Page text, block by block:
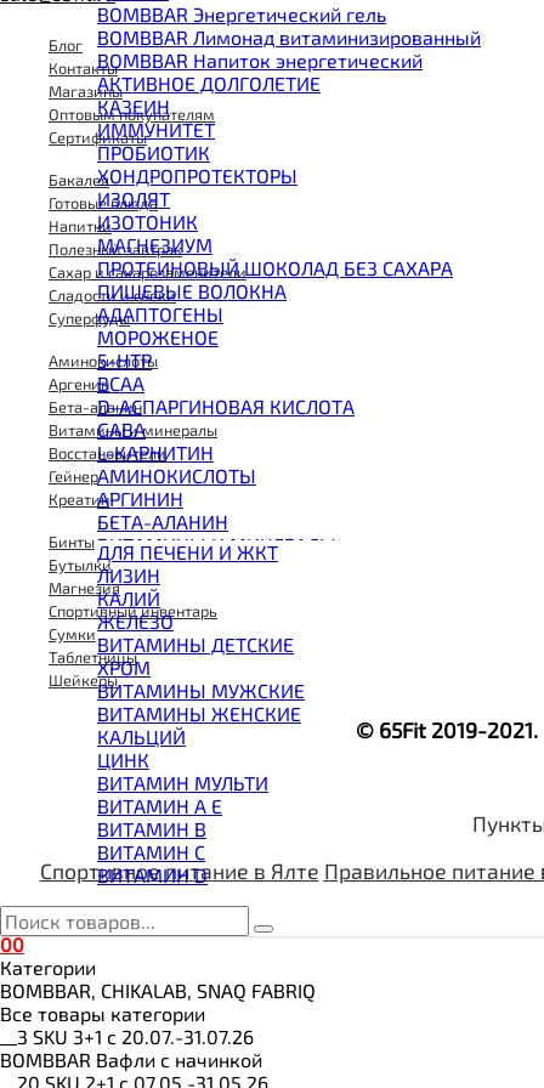
BOMBBAR Энергетический гель
BOMBBAR Лимонад витаминизированный
BOMBBAR Напиток энергетический
АКТИВНОЕ ДОЛГОЛЕТИЕ
КАЗЕИН
ИММУНИТЕТ
ПРОБИОТИК
ХОНДРОПРОТЕКТОРЫ
ИЗОЛЯТ
ИЗОТОНИК
МАГНЕЗИУМ
ПРОТЕИНОВЫЙ ШОКОЛАД БЕЗ САХАРА
ПИЩЕВЫЕ ВОЛОКНА
АДАПТОГЕНЫ
МОРОЖЕНОЕ
5-HTP
BCAA
D-АСПАРГИНОВАЯ КИСЛОТА
GABA
L-КАРНИТИН
АМИНОКИСЛОТЫ
АРГИНИН
БЕТА-АЛАНИН
ВИТАМИНЫ И МИНЕРАЛЫ
ВОССТАНОВИТЕЛИ
ГЕЙНЕР
ГИАЛУРОНОВАЯ КИСЛОТА
ГЛЮТАМИН
ГУАРАНА
ДЛЯ СУСТАВОВ И СВЯЗОК
ДОБАВКИ ДЛЯ СНА
ЖИРОСЖИГАТЕЛИ
КОЛЛАГЕН
КОЭНЗИМ Q10
КРЕАТИН
ПОЛЕЗНЫЕ ЖИРЫ
ПРОТЕИН
ПРОТЕИНОВОЕ ПЕЧЕНЬЕ
ПРОТЕИНОВЫЕ БАТОНЧИКИ
ПРОТЕИНОВЫЕ КАШИ
ТЕСТОБУСТЕРЫ
ПРЕДТРЕНИРОВОЧНЫЕ КОМПЛЕКСЫ
ЭНЕРГЕТИКИ И ЖИРОСЖИГАТЕЛИ#
ДЛЯ ПЕЧЕНИ И ЖКТ
ЛИЗИН
КАЛИЙ
ЖЕЛЕЗО
ВИТАМИНЫ ДЕТСКИЕ
ХРОМ
ВИТАМИНЫ МУЖСКИЕ
ВИТАМИНЫ ЖЕНСКИЕ
КАЛЬЦИЙ
ЦИНК
ВИТАМИН МУЛЬТИ
ВИТАМИН A E
ВИТАМИН B
ВИТАМИН C
ВИТАМИН D
Блог
Контакты
Магазины
Оптовым покупателям
Сертификаты
Бакалея
Готовые блюда
Напитки
Полезный завтрак
Сахар и сахарозаменители
Сладости и снеки
Суперфуды
Аминокислоты
Аргенин
Бета-аланин
Витамины и минералы
Восстановители
Гейнер
Креатин
Бинты
Бутылки
Магнезия
Спортивный инвентарь
Сумки
Таблетницы
Шейкеры
© 65Fit 2019-
Спортивное питание в Ялте Правильное питание
00
Категории
BOMBBAR, CHIKALAB, SNAQ FABRIQ
Все товары категории
__3 SKU 3+1 с 20.07.-31.07.26
BOMBBAR Вафли с начинкой
__20 SKU 2+1 с 07.05.-31.05.26